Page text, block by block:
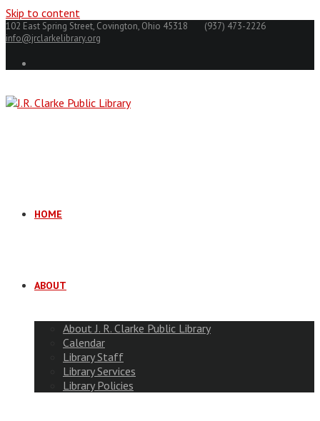
Skip to content
102 East Spring Street, Covington, Ohio 45318
(937) 473-2226
info@jrclarkelibrary.org
HOME
ABOUT
About J. R. Clarke Public Library
Calendar
Library Staff
Library Services
Library Policies